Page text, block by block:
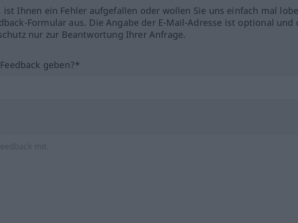
ist Ihnen ein Fehler aufgefallen oder wollen Sie uns einfach mal
Formular aus. Die Angabe der E-Mail-Adresse ist optional und
nur zur Beantwortung Ihrer Anfrage.
geben?*